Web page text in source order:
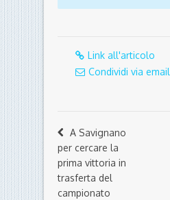
Link all'articolo
Condividi via email
A Savignano
per cercare la
prima vittoria in
trasferta del
campionato